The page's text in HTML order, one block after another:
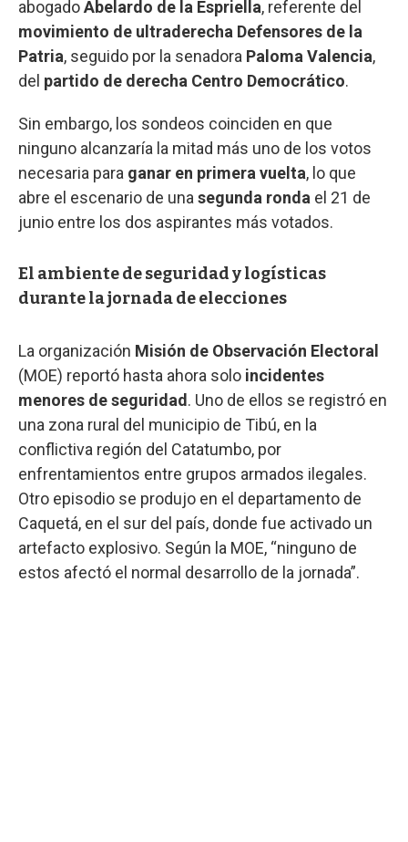
abogadoAbelardo de la Espriella, referente del
movimiento de ultraderecha Defensores de la
Patria, seguido por la senadora Paloma Valencia,
del partido de derecha Centro Democrático.
Sin embargo, los sondeos coinciden en que
ninguno alcanzaría la mitad más uno de los votos
necesaria para ganar en primera vuelta, lo que
abre el escenario de una segunda ronda el 21 de
junio entre los dos aspirantes más votados.
El ambiente de seguridad y logísticas
durante la jornada de elecciones
La organización Misión de Observación Electoral
(MOE) reportó hasta ahora solo incidentes
menores de seguridad . Uno de ellos se registró en
una zona rural del municipio de Tibú, en la
conflictiva región del Catatumbo, por
enfrentamientos entre grupos armados ilegales.
Otro episodio se produjo en el departamento de
Caquetá, en el sur del país, donde fue activado un
artefacto explosivo. Según la MOE, “ninguno de
estos afectó el normal desarrollo de la jornada”.